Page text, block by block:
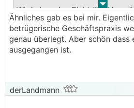
. .
Wir haben den Elektriker
Schlussgespräch noch mal
auch gefragt, warum er nie
dass er so viele Stunden
daraufhin sofort auf 100
genau bei dem Angebotspreis
sind.
Ähnliches gab es bei mir.
betrügerische Geschäftspraxis
genau überlegt. Aber schön dass
ausgegangen ist.
derLandmann